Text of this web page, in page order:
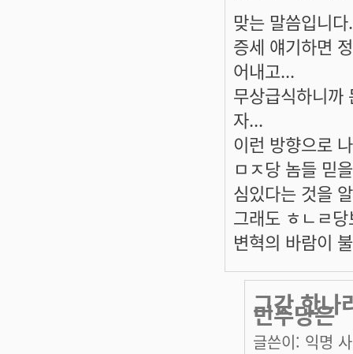
맞는 말씀입니다.
증세 얘기하면
어내고...
무상급식하니까
자...
이런 방향으로
ㅁㅈ당 놈들 믿
심있다는 것을
그래도 ㅎㄴㄹ
변혁의 바람이
그간 한나
민주당은
글쓴이: 익명